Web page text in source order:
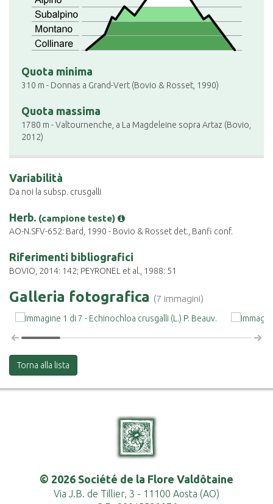
Quota minima
310 m - Donnas a Grand-Vert (Bovio & Rosset, 1990)
Quota massima
1780 m - Valtournenche, a La Magdeleine sopra Artaz (Bovio,
2012)
Variabilità
Da noi la subsp. crusgalli
Herb. (campione teste)
AO-N.SFV-652: Bard, 1990 - Bovio & Rosset det., Banfi conf.
Riferimenti bibliografici
BOVIO, 2014: 142; PEYRONEL et al., 1988: 51
Galleria fotografica (7 immagini)
Torna alla lista
© 2026 Société de la Flore Valdôtaine
Via J.B. de Tillier, 3 - 11100 Aosta (AO)